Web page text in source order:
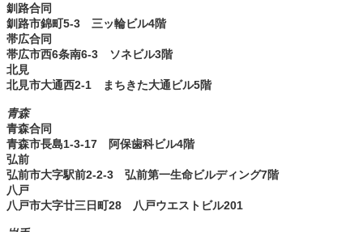
釧路合同
釧路市錦町5-3 三ッ輪ビル4階
帯広合同
帯広市西6条南6-3 ソネビル3階
北見
北見市大通西2-1 まちきた大通ビル5階
青森
青森合同
青森市長島1-3-17 阿保歯科ビル4階
弘前
弘前市大字駅前2-2-3 弘前第一生命ビルディング7階
八戸
八戸市大字廿三日町28 八戸ウエストビル201